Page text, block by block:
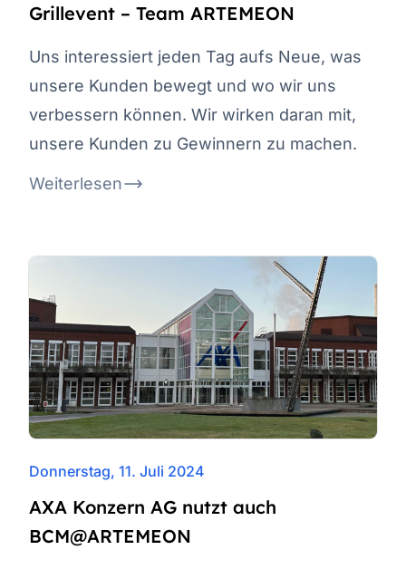
Grillevent – Team ARTEMEON
Uns interessiert jeden Tag aufs Neue, was
unsere Kunden bewegt und wo wir uns
verbessern können. Wir wirken daran mit,
unsere Kunden zu Gewinnern zu machen.
Weiterlesen
Donnerstag, 11. Juli 2024
AXA Konzern AG nutzt auch
BCM@ARTEMEON